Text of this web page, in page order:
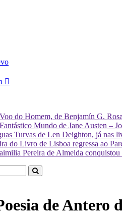
do Homem, de Benjamín G.
Mundo de Jane Austen –
Turvas de Len Deighton, já nas
do Livro de Lisboa regressa ao
Pereira de Almeida
de Antero